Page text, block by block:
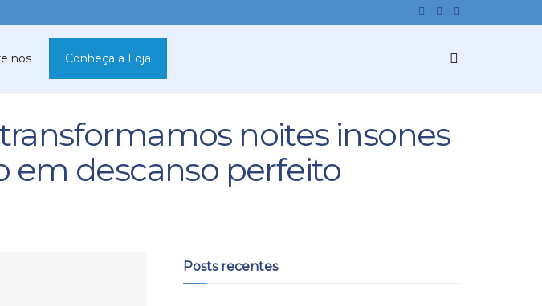
nós Conheça a Loja
noites insones
em descanso perfeito
Posts recentes